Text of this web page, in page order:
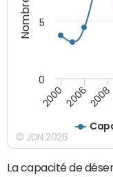
2000 20062008
0
5
© JDN 2026
La capacité de